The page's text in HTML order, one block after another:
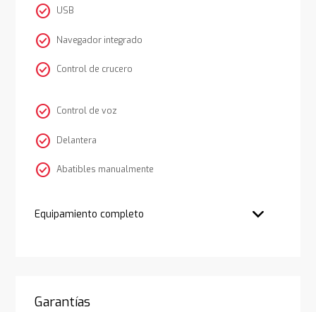
check_circle USB
check_circle Navegador integrado
check_circle Control de crucero
check_circle Control de voz
check_circle Delantera
check_circle Abatibles manualmente
Equipamiento completo
Garantías